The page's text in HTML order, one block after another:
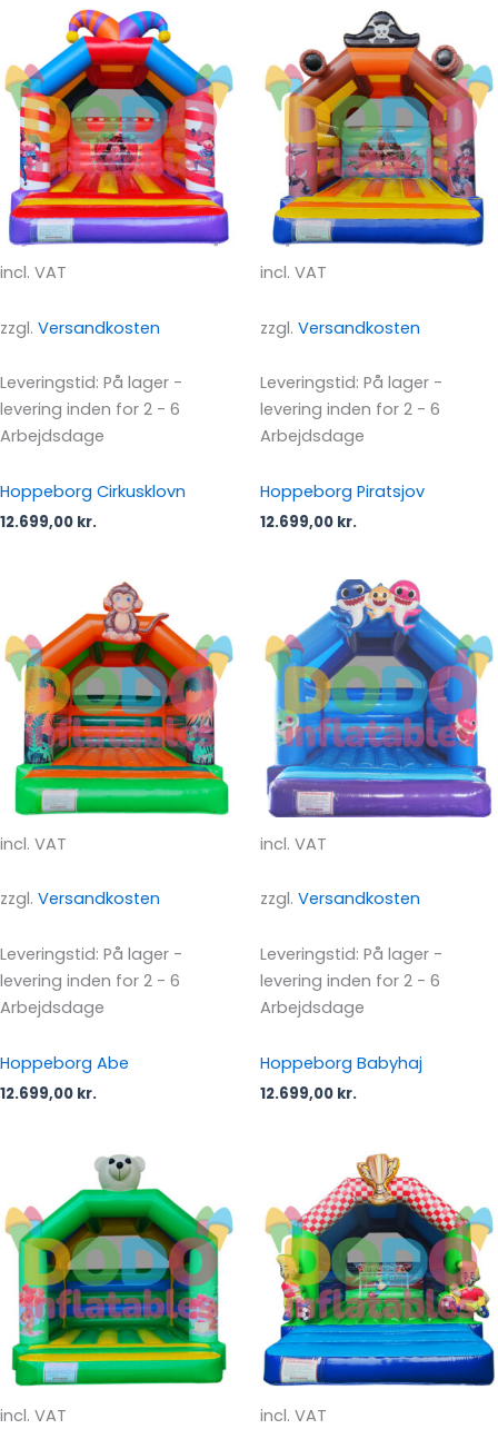
incl. VAT
zzgl. Versandkosten
Leveringstid: På lager -
levering inden for 2 - 6
Arbejdsdage
Hoppeborg Cirkusklovn
12.699,00 kr.
incl. VAT
zzgl. Versandkosten
Leveringstid: På lager -
levering inden for 2 - 6
Arbejdsdage
Hoppeborg Piratsjov
12.699,00 kr.
incl. VAT
zzgl. Versandkosten
Leveringstid: På lager -
levering inden for 2 - 6
Arbejdsdage
Hoppeborg Abe
12.699,00 kr.
incl. VAT
zzgl. Versandkosten
Leveringstid: På lager -
levering inden for 2 - 6
Arbejdsdage
Hoppeborg Babyhaj
12.699,00 kr.
incl. VAT incl. VAT